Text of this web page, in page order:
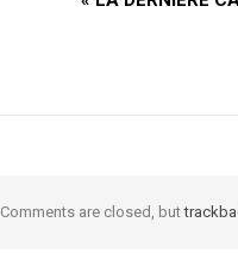
Comments are closed, but